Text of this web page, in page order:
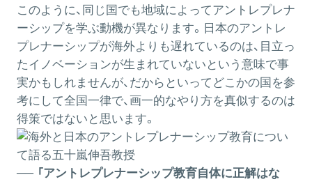
このように、同じ国でも地域によってアントレプレナ
ーシップを学ぶ動機が異なります。日本のアントレ
プレナーシップが海外よりも遅れているのは、目立っ
たイノベーションが生まれていないという意味で事
実かもしれませんが、だからといってどこかの国を参
考にして全国一律で、画一的なやり方を真似するのは
得策ではないと思います。
── 「アントレプレナーシップ教育自体に正解はな